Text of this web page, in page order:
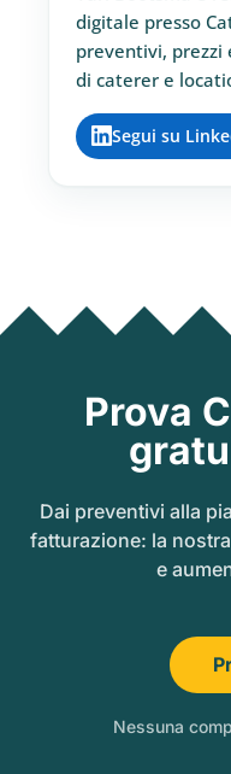
digitale presso
preventivi, prezzi
di caterer e
Segui su
Prova
Dai preventivi alla
fatturazione: la
e
Nessuna